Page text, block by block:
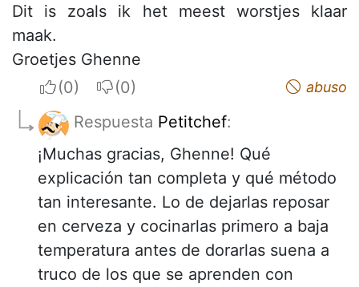
Dit is zoals ik het meest worstjes klaar
maak.
Groetjes Ghenne
I apreciateI do not appreciate abuso
Respuesta Petitchef:
¡Muchas gracias, Ghenne! Qué
explicación tan completa y qué método
tan interesante. Lo de dejarlas reposar
en cerveza y cocinarlas primero a baja
temperatura antes de dorarlas suena a
truco de los que se aprenden con